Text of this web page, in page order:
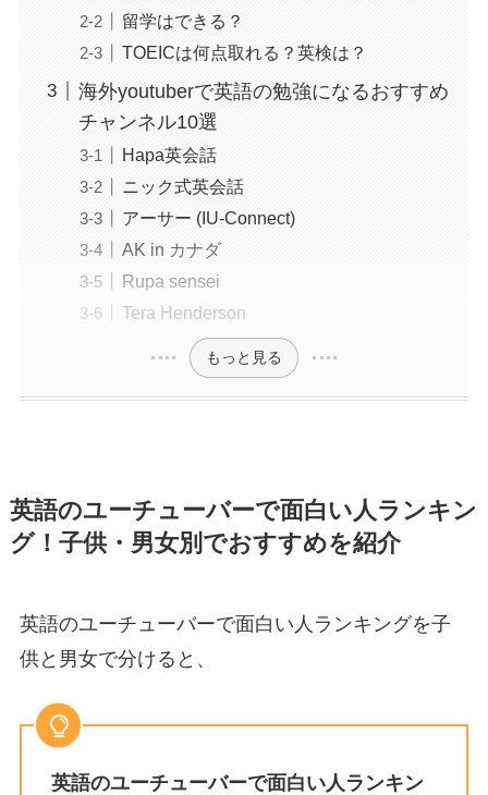
留学はできる？
TOEICは何点取れる？英検は？
海外youtuberで英語の勉強になるおすすめ
チャンネル10選
Hapa英会話
ニック式英会話
アーサー (IU-Connect)
AK in カナダ
Rupa sensei
Tera Henderson
もっと見る
英語のユーチューバーで面白い人ランキン
グ！子供・男女別でおすすめを紹介
英語のユーチューバーで面白い人ランキングを子
供と男女で分けると、
英語のユーチューバーで面白い人ランキン